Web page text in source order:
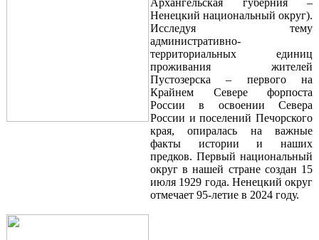
Ненецкий национальный округ).
Исследуя тему
административно-
территориальных единиц
проживания жителей
Пустозерска – первого на
Крайнем Севере форпоста
России в освоении Севера
России и поселений Печорского
края, опиралась на важные
факты истории и наших
предков. Первый национальный
округ в нашей стране создан 15
июля 1929 года. Ненецкий округ
отмечает 95-летие в 2024 году.